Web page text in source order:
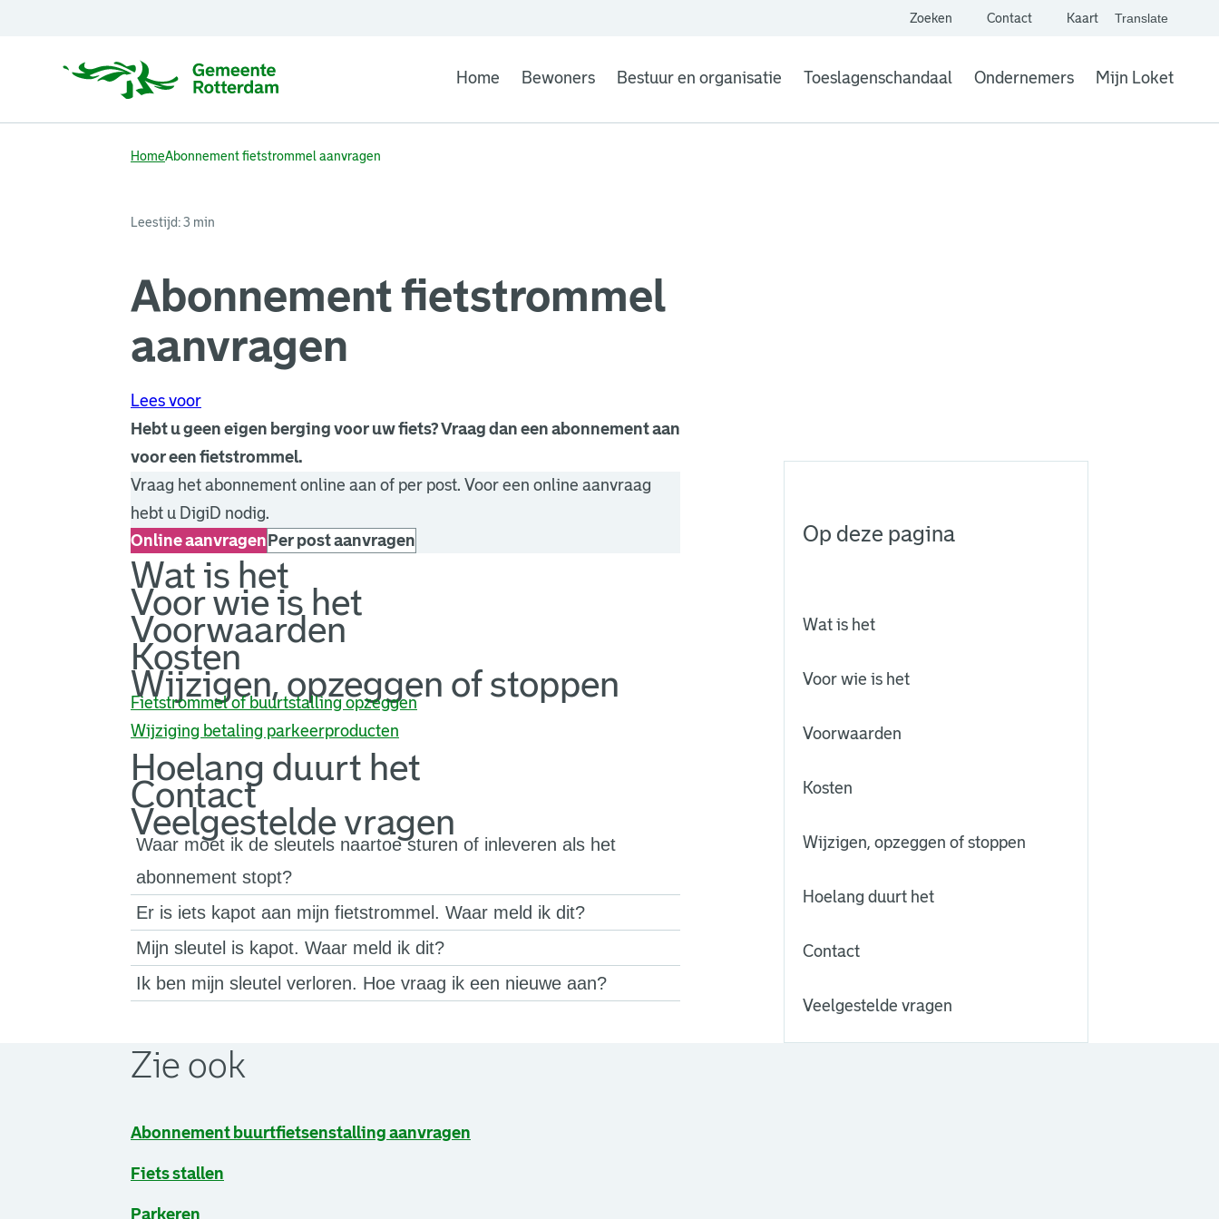
Zoeken Contact Kaart
. Link opent een
Translate
website,
Vertaal
Home Bewoners Bestuur en organisatie Toeslagenschandaal Ondernemers Mijn Loket
. Link opent een
HomeAbonnement fietstrommel aanvragen
Leestijd: 3 min
Abonnement fietstrommel
aanvragen
Lees voor
Op deze pagina
Wat is het
Voor wie is het
Voorwaarden
Kosten
Wijzigen, opzeggen of stoppen
Hoelang duurt het
Contact
Veelgestelde vragen
Hebt u geen eigen berging voor uw fiets? Vraag dan een abonnement aan
voor een fietstrommel.
Vraag het abonnement online aan of per post. Voor een online aanvraag
hebt u DigiD nodig.
Online aanvragen
. Link opent een externe pagina in een nieuw browsertabblad.
Per post aanvragen
Wat is het
Voor wie is het
Voorwaarden
Kosten
Wijzigen, opzeggen of stoppen
Fietstrommel of buurtstalling opzeggen
Wijziging betaling parkeerproducten
Hoelang duurt het
Contact
Veelgestelde vragen
Waar moet ik de sleutels naartoe sturen of inleveren als het
abonnement stopt?
Er is iets kapot aan mijn fietstrommel. Waar meld ik dit?
Mijn sleutel is kapot. Waar meld ik dit?
Ik ben mijn sleutel verloren. Hoe vraag ik een nieuwe aan?
Zie ook
Abonnement buurtfietsenstalling aanvragen
Fiets stallen
Parkeren